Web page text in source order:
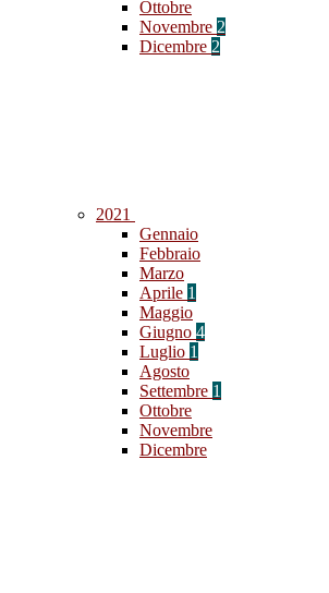
Ottobre
Novembre 2
Dicembre 2
2021
Gennaio
Febbraio
Marzo
Aprile 1
Maggio
Giugno 4
Luglio 1
Agosto
Settembre 1
Ottobre
Novembre
Dicembre